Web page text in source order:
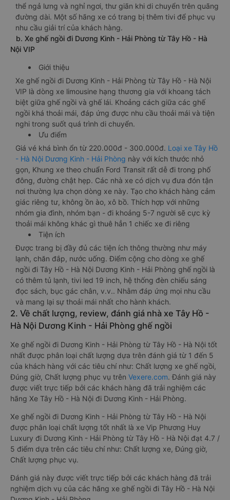
thể ngả lưng và nghỉ ngơi, thư giãn khi di chuyển trên quãng
đường dài. Một số hãng xe có trang bị thêm tivi để phục vụ
nhu cầu giải trí của khách hàng.
b. Xe ghế ngồi đi Dương Kinh - Hải Phòng từ Tây Hồ - Hà
Nội VIP
Giới thiệu
Xe ghế ngồi đi Dương Kinh - Hải Phòng từ Tây Hồ - Hà Nội
VIP là dòng xe limousine hạng thương gia với khoang tách
biệt giữa ghế ngồi và ghế lái. Khoảng cách giữa các ghế
ngồi khá thoải mái, đáp ứng được nhu cầu thoải mái và tiện
nghi trong suốt quá trình di chuyển.
Ưu điểm
Giá vé khá bình ổn từ 220.000đ - 300.000đ. Loại xe Tây Hồ
- Hà Nội Dương Kinh - Hải Phòng này với kích thước nhỏ
gọn, Khung xe theo chuẩn Ford Transit rất dễ đi trong phố
đông, đường chật hẹp. Các nhà xe có dịch vụ đưa đón tận
nơi thường lựa chọn dòng xe này. Tạo cho khách hàng cảm
giác riêng tư, không ồn ào, xô bồ. Thích hợp với những
nhóm gia đình, nhóm bạn - đi khoảng 5-7 người sẽ cực kỳ
thoải mái không khác gì thuê hẳn 1 chiếc xe đi riêng
Tiện ích
Được trang bị đầy đủ các tiện ích thông thường như máy
lạnh, chăn đắp, nước uống. Điểm cộng cho dòng xe ghế
ngồi đi Tây Hồ - Hà Nội Dương Kinh - Hải Phòng ghế ngồi là
có thêm tủ lạnh, tivi led 19 inch, hệ thống đèn chiếu sáng
đọc sách, bục gác chân, v.v.. Nhằm đáp ứng mọi nhu cầu
và mang lại sự thoải mái nhất cho hành khách.
2. Về chất lượng, review, đánh giá nhà xe Tây Hồ -
Hà Nội Dương Kinh - Hải Phòng ghế ngồi
Xe ghế ngồi đi Dương Kinh - Hải Phòng từ Tây Hồ - Hà Nội tốt
nhất được phân loại chất lượng dựa trên đánh giá từ 1 đến 5
của khách hàng với các tiêu chí như: Chất lượng xe ghế ngồi,
Đúng giờ, Chất lượng phục vụ trên Vexere.com. Đánh giá này
được viết trực tiếp bởi các khách hàng đã trải nghiệm các
hãng Xe Tây Hồ - Hà Nội đi Dương Kinh - Hải Phòng.
Xe ghế ngồi đi Dương Kinh - Hải Phòng từ Tây Hồ - Hà Nội
được phân loại chất lượng tốt nhất là xe Vip Phương Huy
Luxury đi Dương Kinh - Hải Phòng từ Tây Hồ - Hà Nội đạt 4.7 /
5 điểm dựa trên các tiêu chí như: Chất lượng xe, Đúng giờ,
Chất lượng phục vụ.
Đánh giá này được viết trực tiếp bởi các khách hàng đã trải
nghiệm dịch vụ của các hãng xe ghế ngồi đi Tây Hồ - Hà Nội